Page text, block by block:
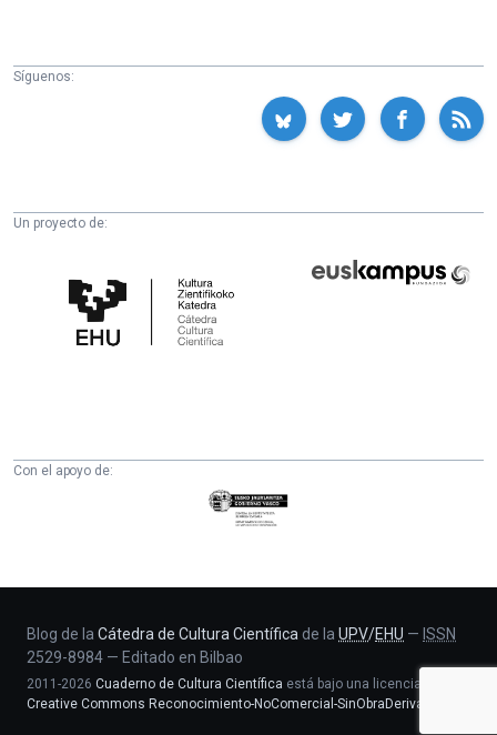
Síguenos:
Un proyecto de:
Cultura
Científica
Fundazioa
Con el apoyo de:
Eusko
Jaurlaritza
eta
Berrikuntza
saila
Blog de la Cátedra de Cultura Científica de la UPV/EHU — ISSN
2529-8984 — Editado en Bilbao
2011-2026 Cuaderno de Cultura Científica está bajo una licencia
Creative Commons Reconocimiento-NoComercial-SinObraDerivada 4.0